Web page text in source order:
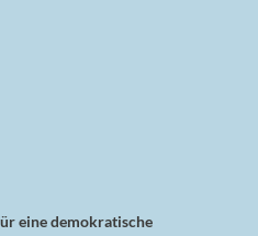
eine demokratische